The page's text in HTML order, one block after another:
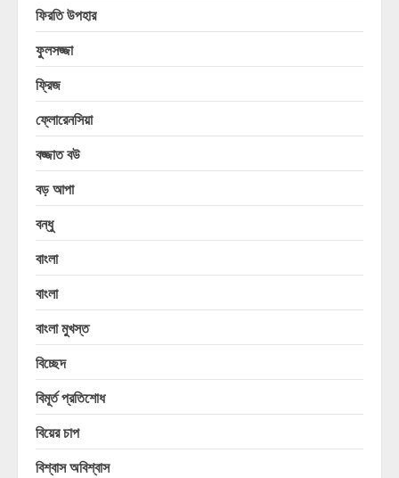
ফিরতি উপহার
ফুলসজ্জা
ফ্রিজ
ফ্লোরেনসিয়া
বজ্জাত বউ
বড় আপা
বন্ধু
বাংলা
বাংলা
বাংলা মুখস্ত
বিচ্ছেদ
বিমূর্ত প্রতিশোধ
বিয়ের চাপ
বিশ্বাস অবিশ্বাস